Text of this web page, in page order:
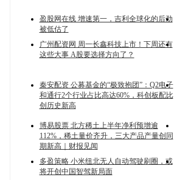
盈股网在线 增速第一，吉利全球化的后劲
被低估了
广州配资网 周一长鑫科技上市！下周还有
这些大事 A股要选择方向了？
秦安配资 公募基金的“极致抱团”：Q2电子
和通行2个行业占比高达60%，科创板配比
创历史新高
博易股票 北方稀土上半年净利预增逾
112%，稀土量价齐升，三大产品产量创同
期新高｜财报见闻
多盈策略 小米纽北无人自动驾驶刷圈，或
将开创中国智驾新局面